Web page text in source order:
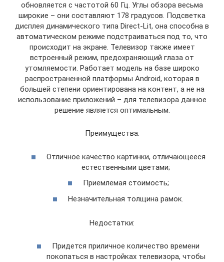
обновляется с частотой 60 Гц. Углы обзора весьма
широкие – они составляют 178 градусов. Подсветка
дисплея динамического типа Direct-Lit, она способна в
автоматическом режиме подстраиваться под то, что
происходит на экране. Телевизор также имеет
встроенный режим, предохраняющий глаза от
утомляемости. Работает модель на базе широко
распространенной платформы Android, которая в
большей степени ориентирована на контент, а не на
использование приложений – для телевизора данное
решение является оптимальным.
Преимущества:
Отличное качество картинки, отличающееся
естественными цветами;
Приемлемая стоимость;
Незначительная толщина рамок.
Недостатки:
Придется приличное количество времени
покопаться в настройках телевизора, чтобы